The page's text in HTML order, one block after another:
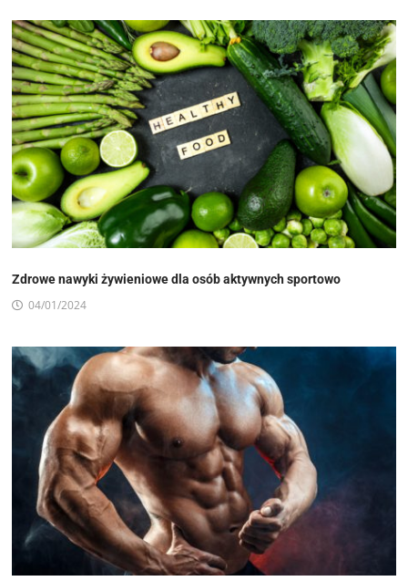
Zdrowe nawyki żywieniowe dla osób aktywnych sportowo
04/01/2024